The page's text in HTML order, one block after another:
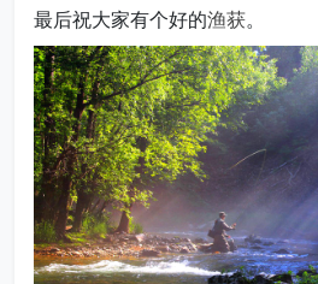
最后祝大家有个好的渔获。